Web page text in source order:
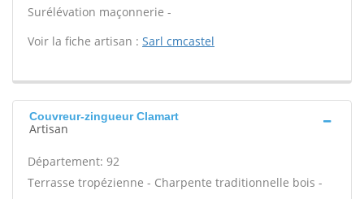
Surélévation maçonnerie -
Voir la fiche artisan : Sarl cmcastel
Couvreur-zingueur Clamart
Artisan
Département: 92
Terrasse tropézienne - Charpente traditionnelle bois -